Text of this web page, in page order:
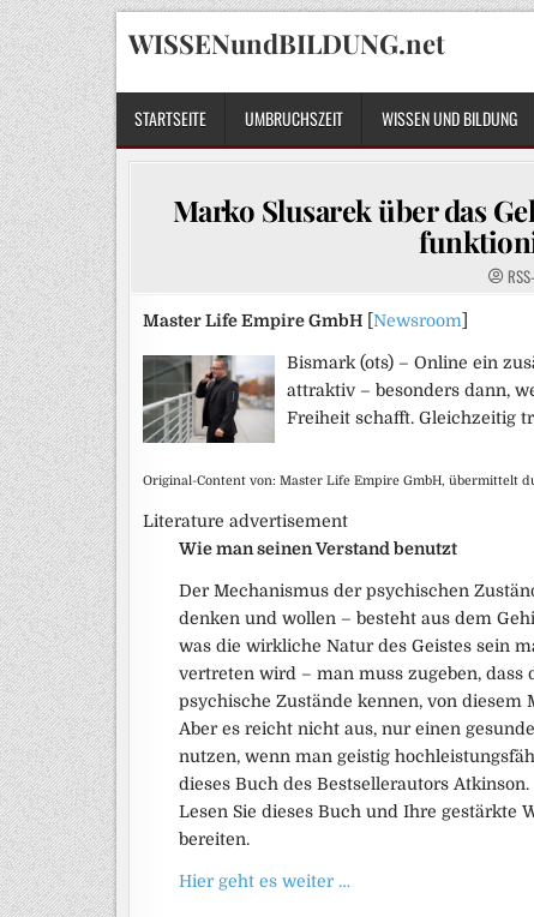
Skip
to
content
WISSENundBILDUNG.net
STARTSEITE UMBRUCHSZEIT WISSEN UND BILDUNG
Marko Slusarek über das
Master Life Empire GmbH Newsroom
Bismark (ots) – Online ein
attraktiv – besonders dann,
Freiheit schafft. Gleichzeitig
Original-Content von: Master Life Empire GmbH, übermittelt
Literature advertisement
Wie man seinen Verstand benutzt
Der Mechanismus der psychischen
denken und wollen – besteht aus dem
was die wirkliche Natur des Geistes sein
vertreten wird – man muss zugeben, dass
psychische Zustände kennen, von diesem
Aber es reicht nicht aus, nur einen
nutzen, wenn man geistig
dieses Buch des Bestsellerautors Atkinson.
Lesen Sie dieses Buch und Ihre
bereiten.
Hier geht es weiter …